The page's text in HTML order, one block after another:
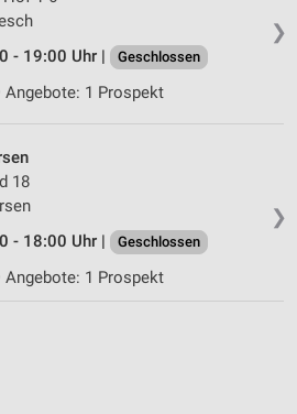
❯
- 19:00 Uhr |
Geschlossen
Angebote: 1 Prospekt
❯
18
- 18:00 Uhr |
Geschlossen
Angebote: 1 Prospekt